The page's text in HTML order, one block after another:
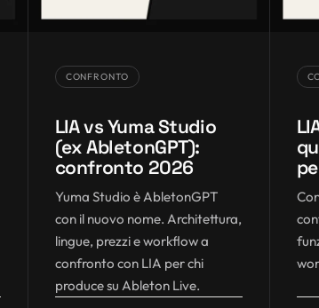
CONFRONTO
LIA vs Yuma Studio
(ex AbletonGPT):
confronto 2026
Yuma Studio è AbletonGPT
con il nuovo nome. Architettura,
lingue, prezzi e workflow a
confronto con LIA per chi
produce su Ableton Live.